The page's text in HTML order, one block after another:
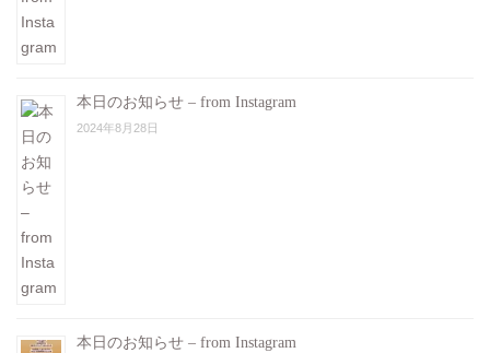
本日のお知らせ – from Instagram
2024年8月28日
本日のお知らせ – from Instagram